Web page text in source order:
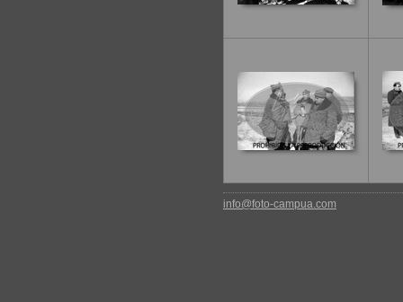
info@foto-campua.com